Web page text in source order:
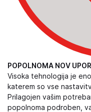
POPOLNOMA NOV
Visoka tehnologija je
katerem so vse
Prilagojen vašim
popolnoma podroben,